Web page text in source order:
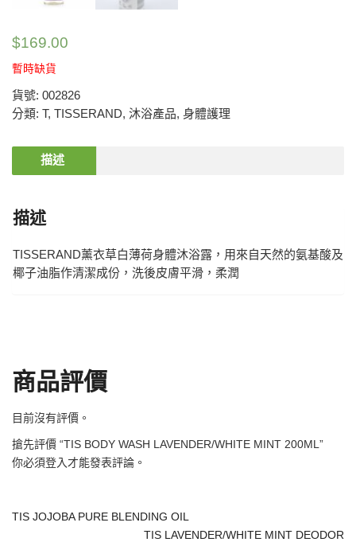
$169.00
暫時缺貨
貨號: 002826
分類: T, TISSERAND, 沐浴產品, 身體護理
描述
描述
TISSERAND薰衣草白薄荷身體沐浴露，用來自天然的氨基酸及
椰子油脂作清潔成份，洗後皮膚平滑，柔潤
商品評價
目前沒有評價。
搶先評價 “TIS BODY WASH LAVENDER/WHITE MINT 200ML”
你必須登入才能發表評論。
TIS JOJOBA PURE BLENDING OIL
TIS LAVENDER/WHITE MINT DEODOR